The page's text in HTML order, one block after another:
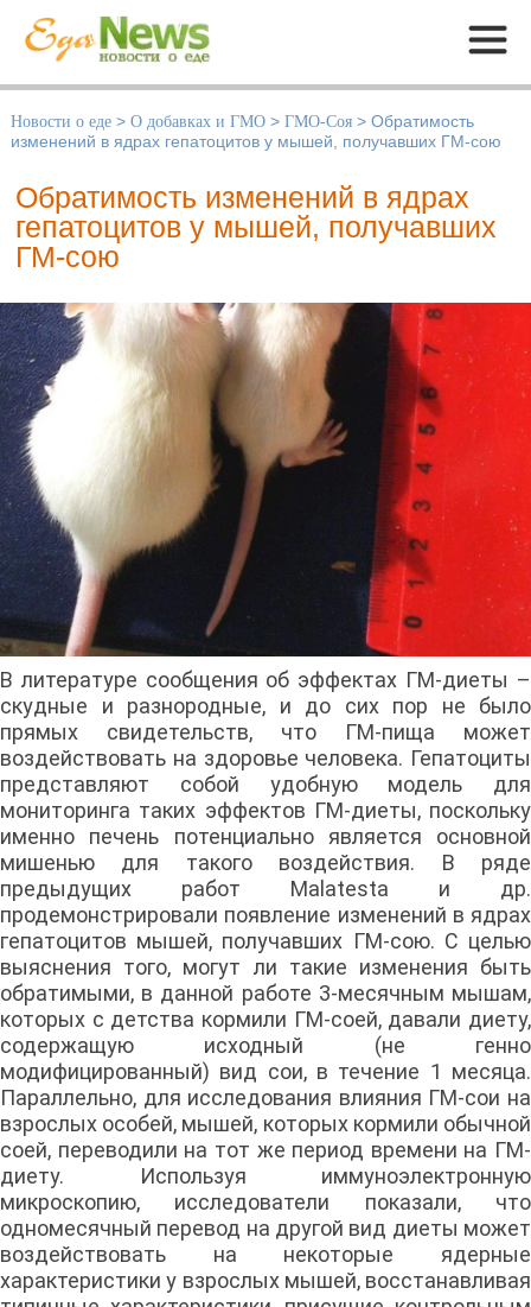
Меню
Новости о еде > О добавках и ГМО > ГМО-Соя > Обратимость
изменений в ядрах гепатоцитов у мышей, получавших ГМ-сою
Обратимость изменений в ядрах
гепатоцитов у мышей, получавших
ГМ-сою
В литературе сообщения об эффектах ГМ-диеты –
скудные и разнородные, и до сих пор не было
прямых свидетельств, что ГМ-пища может
воздействовать на здоровье человека. Гепатоциты
представляют собой удобную модель для
мониторинга таких эффектов ГМ-диеты, поскольку
именно печень потенциально является основной
мишенью для такого воздействия. В ряде
предыдущих работ Malatesta и др.
продемонстрировали появление изменений в ядрах
гепатоцитов мышей, получавших ГМ-сою. С целью
выяснения того, могут ли такие изменения быть
обратимыми, в данной работе 3-месячным мышам,
которых с детства кормили ГМ-соей, давали диету,
содержащую исходный (не генно
модифицированный) вид сои, в течение 1 месяца.
Параллельно, для исследования влияния ГМ-сои на
взрослых особей, мышей, которых кормили обычной
соей, переводили на тот же период времени на ГМ-
диету. Используя иммуноэлектронную
микроскопию, исследователи показали, что
одномесячный перевод на другой вид диеты может
воздействовать на некоторые ядерные
характеристики у взрослых мышей, восстанавливая